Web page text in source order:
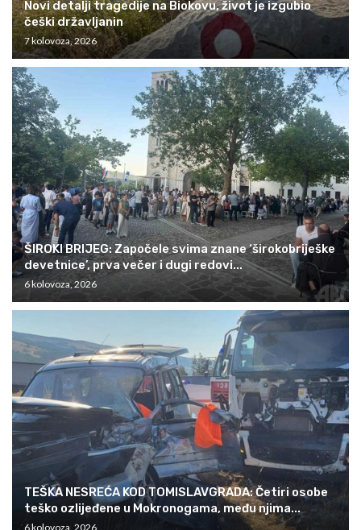
Novi detalji tragedije na Biokovu, život je izgubio
češki državljanin
7 kolovoza, 2026
ŠIROKI BRIJEG: Započele svima znane ‘širokobriješke
devetnice’, prva večer i dugi redovi...
6 kolovoza, 2026
TEŠKA NESREĆA KOD TOMISLAVGRADA: Četiri osobe
teško ozlijeđene u Mokronogama, među njima...
6 kolovoza, 2026